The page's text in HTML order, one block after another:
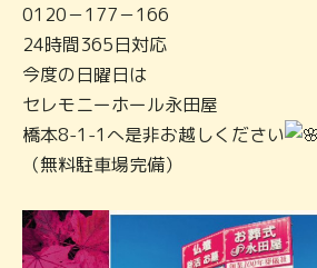
0120－177－166
24時間365日対応
今度の日曜日は
セレモニーホール永田屋
橋本8-1-1へ是非お越しください
（無料駐車場完備）